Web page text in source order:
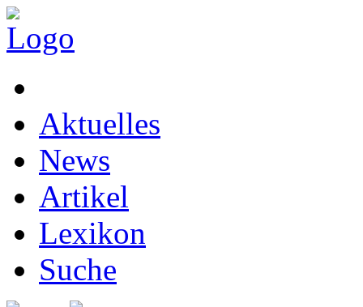
Aktuelles
News
Artikel
Lexikon
Suche